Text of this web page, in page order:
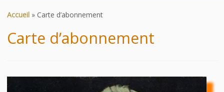
auAccueil » Carte d’abonnement
Carte d’abonnement